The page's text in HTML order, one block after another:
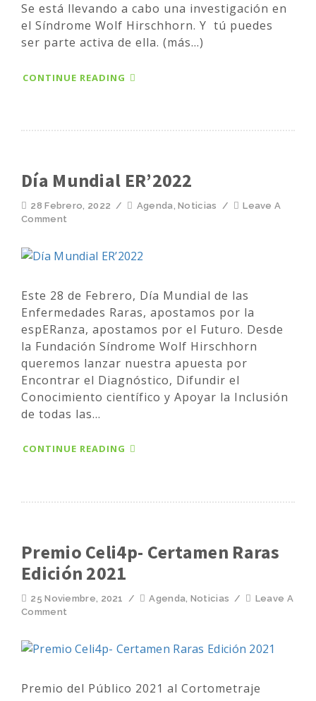
Se está llevando a cabo una investigación en
el Síndrome Wolf Hirschhorn. Y tú puedes
ser parte activa de ella. (más…)
CONTINUE READING
Día Mundial ER’2022
28 Febrero, 2022 / Agenda,Noticias /
Leave A
Comment
Este 28 de Febrero, Día Mundial de las
Enfermedades Raras, apostamos por la
espERanza, apostamos por el Futuro. Desde
la Fundación Síndrome Wolf Hirschhorn
queremos lanzar nuestra apuesta por
Encontrar el Diagnóstico, Difundir el
Conocimiento científico y Apoyar la Inclusión
de todas las...
CONTINUE READING
Premio Celi4p- Certamen Raras
Edición 2021
25 Noviembre, 2021 / Agenda, Noticias /
Leave A
Comment
Premio del Público 2021 al Cortometraje